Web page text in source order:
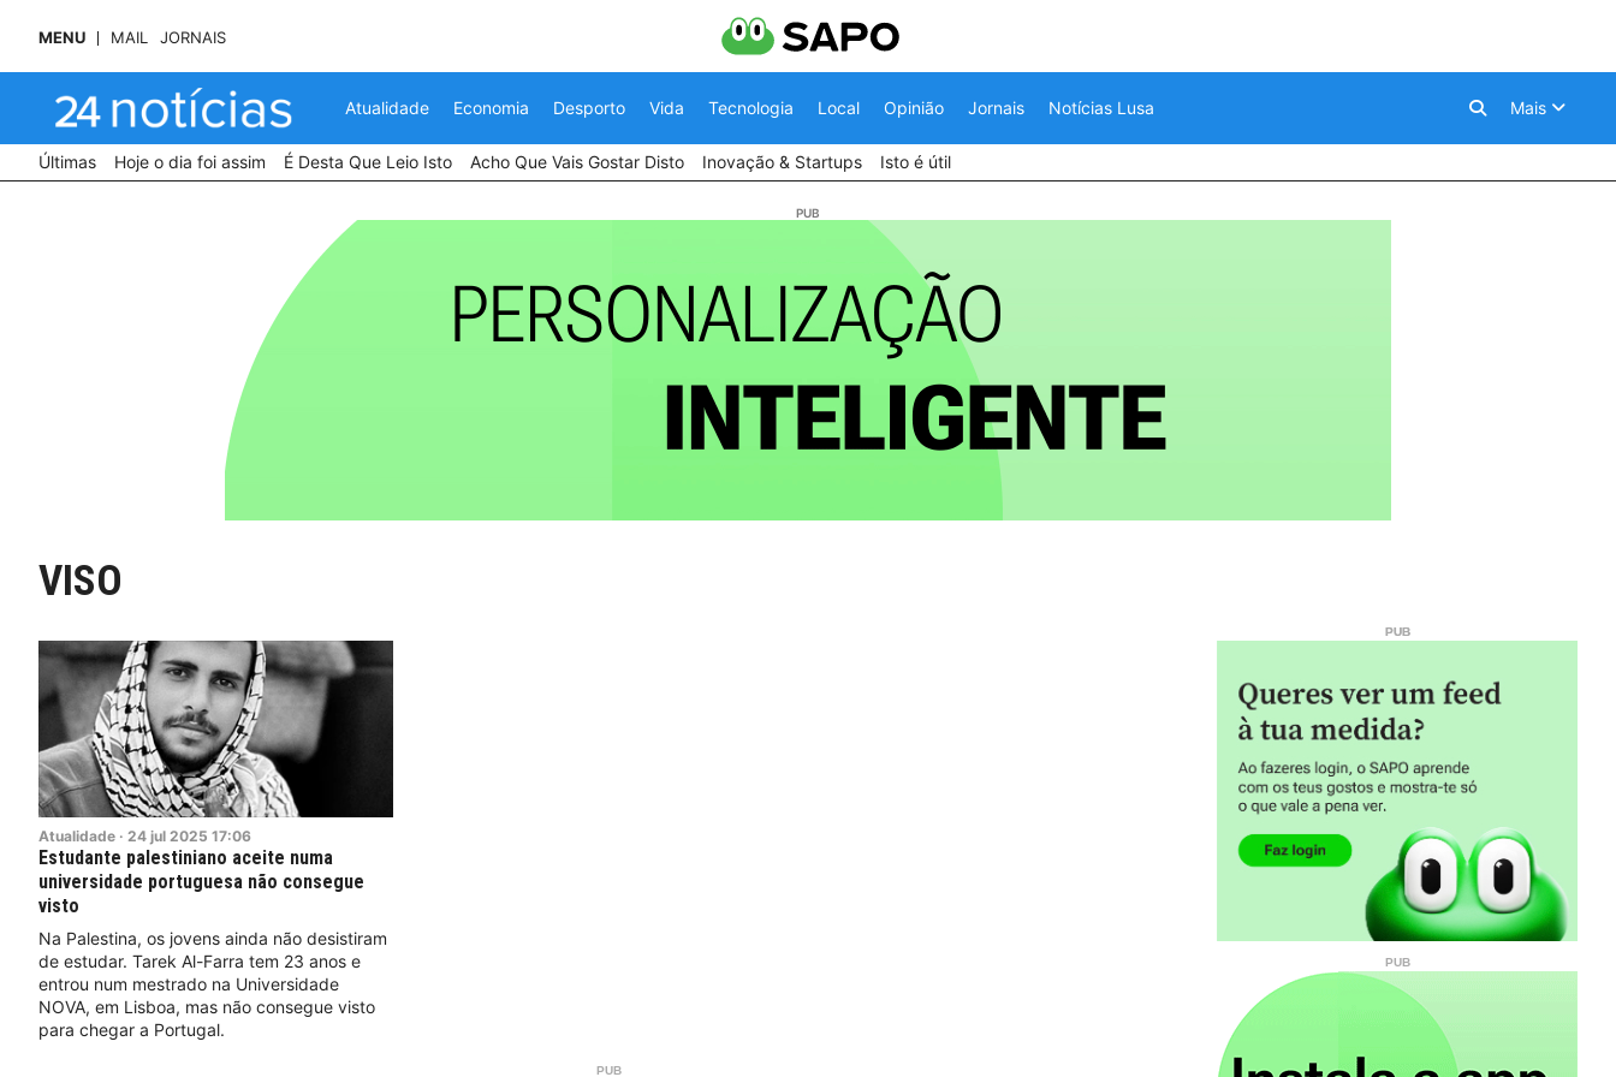
MENU MAIL JORNAIS
Atualidade Economia Desporto Vida Tecnologia Local Opinião Jornais Notícias Lusa Mais
Últimas Hoje o dia foi assim É Desta Que Leio Isto Acho Que Vais Gostar Disto Inovação & Startups Isto é útil
VISO
Atualidade · 24 jul 2025 17:06
Estudante palestiniano aceite numa
universidade portuguesa não consegue
visto
Na Palestina, os jovens ainda não desistiram
de estudar. Tarek Al-Farra tem 23 anos e
entrou num mestrado na Universidade
NOVA, em Lisboa, mas não consegue visto
para chegar a Portugal.